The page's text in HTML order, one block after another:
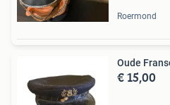
Roermond
Oude
€ 15,00